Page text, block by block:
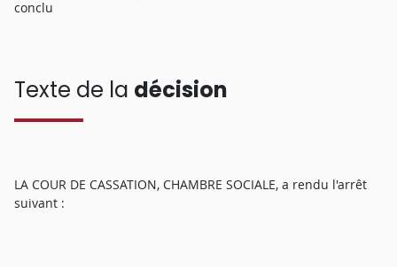
conclu
Texte de la décision
LA COUR DE CASSATION, CHAMBRE SOCIALE, a rendu l'arrêt
suivant :